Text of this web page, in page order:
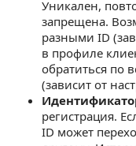
Уникален,
запрещена.
разными ID
в профиле
обратиться по
(зависит от
регистрация.
ID может